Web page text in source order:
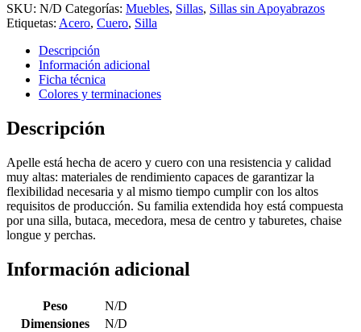
SKU: N/D Categorías: Muebles, Sillas, Sillas sin Apoyabrazos
Etiquetas: Acero, Cuero, Silla
Descripción
Información adicional
Ficha técnica
Colores y terminaciones
Descripción
Apelle está hecha de acero y cuero con una resistencia y calidad
muy altas: materiales de rendimiento capaces de garantizar la
flexibilidad necesaria y al mismo tiempo cumplir con los altos
requisitos de producción. Su familia extendida hoy está compuesta
por una silla, butaca, mecedora, mesa de centro y taburetes, chaise
longue y perchas.
Información adicional
Peso
N/D
Dimensiones
N/D